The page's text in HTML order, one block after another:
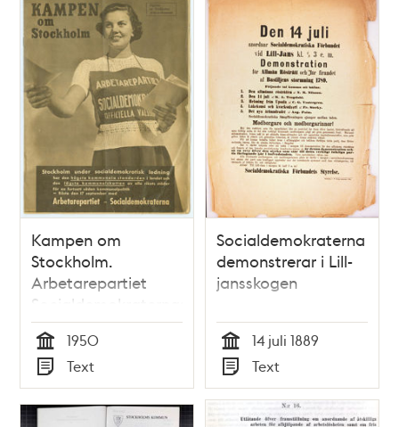
Kampen om
Stockholm.
Arbetarepartiet
Socialdemokraternas
valtidning 1950
Tid
1950
Typ
Text
Socialdemokraterna
demonstrerar i Lill-
jansskogen
Tid
14 juli 1889
Typ
Text